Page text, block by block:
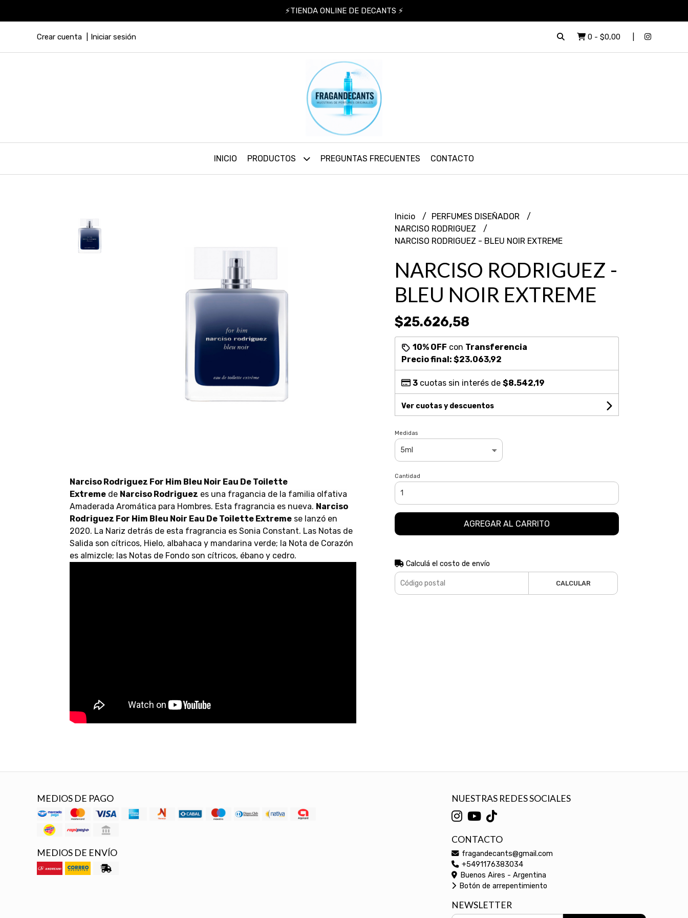
⚡TIENDA ONLINE DE DECANTS ⚡
Crear cuenta Iniciar sesión 0 - $0,00
INICIO PRODUCTOS PREGUNTAS FRECUENTES CONTACTO
Narciso Rodriguez For Him Bleu Noir Eau De Toilette
Extremede Narciso Rodriguez es una fragancia de la familia olfativa
Amaderada Aromática para Hombres. Esta fragrancia es nueva. Narciso
Rodriguez For Him Bleu Noir Eau De Toilette Extremese lanzó en
2020. La Nariz detrás de esta fragrancia es Sonia Constant. Las Notas de
Salida son cítricos, Hielo, albahaca y mandarina verde; la Nota de Corazón
es almizcle; las Notas de Fondo son cítricos, ébano y cedro.
Inicio
PERFUMES DISEÑADOR
NARCISO RODRIGUEZ
NARCISO RODRIGUEZ - BLEU NOIR EXTREME
NARCISO RODRIGUEZ -
BLEU NOIR EXTREME
$25.626,58
10% OFF con Transferencia
Precio final: $23.063,92
3cuotas sin interés de $8.542,19
Ver cuotas y descuentos
Medidas
Cantidad
AGREGAR AL CARRITO
Calculá el costo de envío
CALCULAR
MEDIOS DE PAGO
MEDIOS DE ENVÍO
NUESTRAS REDES SOCIALES
CONTACTO
fragandecants@gmail.com
+5491176383034
Buenos Aires - Argentina
Botón de arrepentimiento
NEWSLETTER